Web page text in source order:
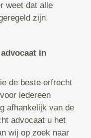
weet dat alle
zijn.
in
de beste erfrecht
iedereen
afhankelijk van de
advocaat u het
wij op zoek naar